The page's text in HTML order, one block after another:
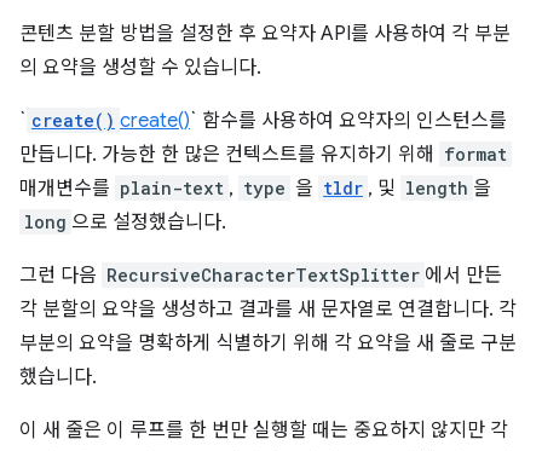
콘텐츠 분할 방법을 설정한 후 요약자 API를 사용하여 각 부분
의 요약을 생성할 수 있습니다.
` create() create()` 함수를 사용하여 요약자의 인스턴스를
만듭니다. 가능한 한 많은 컨텍스트를 유지하기 위해
format
매개변수를 plain-text , type 을 tldr , 및 length 을
long 으로 설정했습니다.
그런 다음 RecursiveCharacterTextSplitter 에서 만든
각 분할의 요약을 생성하고 결과를 새 문자열로 연결합니다. 각
부분의 요약을 명확하게 식별하기 위해 각 요약을 새 줄로 구분
했습니다.
이 새 줄은 이 루프를 한 번만 실행할 때는 중요하지 않지만 각